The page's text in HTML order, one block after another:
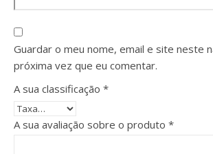
Guardar o meu nome, email e site neste
próxima vez que eu comentar.
A sua classificação *
A sua avaliação sobre o produto *